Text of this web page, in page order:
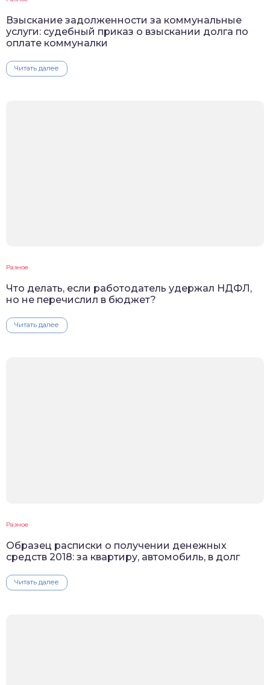
Взыскание задолженности за коммунальные
услуги: судебный приказ о взыскании долга по
оплате коммуналки
Читать далее
Разное
Что делать, если работодатель удержал НДФЛ,
но не перечислил в бюджет?
Читать далее
Разное
Образец расписки о получении денежных
средств 2018: за квартиру, автомобиль, в долг
Читать далее